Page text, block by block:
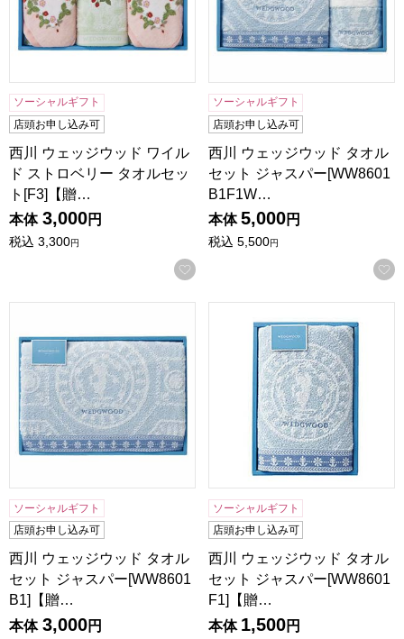
ソーシャルギフト
店頭お申し込み可
西川 ウェッジウッド ワイル
ド ストロベリー タオルセッ
ト[F3]【贈…
本体 3,000円
税込 3,300円
お気に入りに登録する
ソーシャルギフト
店頭お申し込み可
西川 ウェッジウッド タオル
セット ジャスパー[WW8601
B1F1W…
本体 5,000円
税込 5,500円
ソーシャルギフト
店頭お申し込み可
西川 ウェッジウッド タオル
セット ジャスパー[WW8601
B1]【贈…
本体 3,000円
ソーシャルギフト
店頭お申し込み可
西川 ウェッジウッド タオル
セット ジャスパー[WW8601
F1]【贈…
本体 1,500円